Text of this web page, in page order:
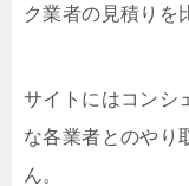
ク業者の見積りを
サイトにはコンシ
な各業者とのやり
ん。